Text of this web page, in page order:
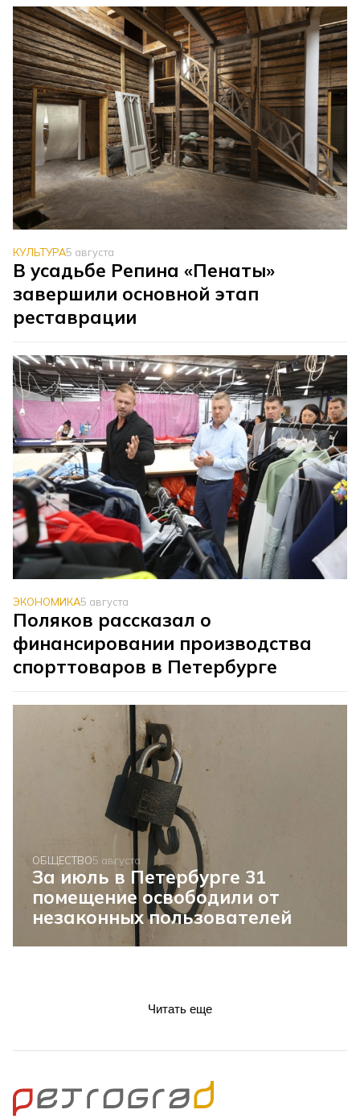
КУЛЬТУРА5 августа
В усадьбе Репина «Пенаты»
завершили основной этап
реставрации
ЭКОНОМИКА5 августа
Поляков рассказал о
финансировании производства
спорттоваров в Петербурге
ОБЩЕСТВО5 августа
За июль в Петербурге 31
помещение освободили от
незаконных пользователей
Читать еще